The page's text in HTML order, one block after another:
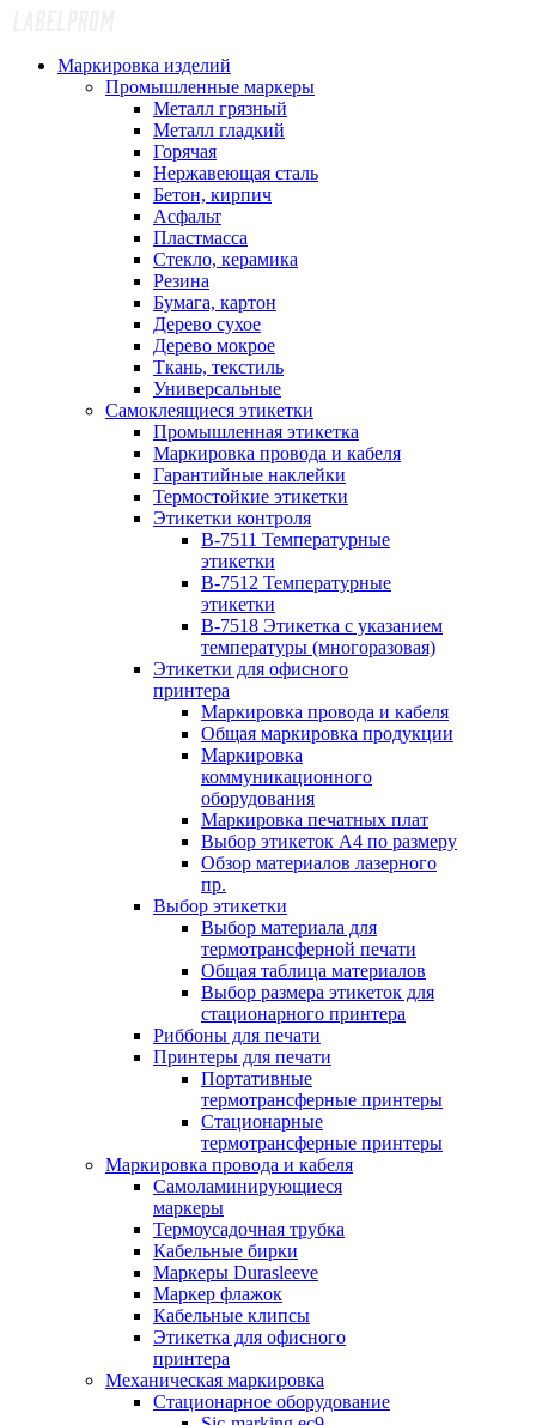
Маркировка изделий
Промышленные маркеры
Металл грязный
Металл гладкий
Горячая
Нержавеющая сталь
Бетон, кирпич
Асфальт
Пластмасса
Стекло, керамика
Резина
Бумага, картон
Дерево сухое
Дерево мокрое
Ткань, текстиль
Универсальные
Самоклеящиеся этикетки
Промышленная этикетка
Маркировка провода и кабеля
Гарантийные наклейки
Термостойкие этикетки
Этикетки контроля
B-7511 Температурные
этикетки
B-7512 Температурные
этикетки
B-7518 Этикетка с указанием
температуры (многоразовая)
Этикетки для офисного
принтера
Маркировка провода и кабеля
Общая маркировка продукции
Маркировка
коммуникационного
оборудования
Маркировка печатных плат
Выбор этикеток А4 по размеру
Обзор материалов лазерного
пр.
Выбор этикетки
Выбор материала для
термотрансферной печати
Общая таблица материалов
Выбор размера этикеток для
стационарного принтера
Риббоны для печати
Принтеры для печати
Портативные
термотрансферные принтеры
Стационарные
термотрансферные принтеры
Маркировка провода и кабеля
Самоламинирующиеся
маркеры
Термоусадочная трубка
Кабельные бирки
Маркеры Durasleeve
Маркер флажок
Кабельные клипсы
Этикетка для офисного
принтера
Механическая маркировка
Стационарное оборудование